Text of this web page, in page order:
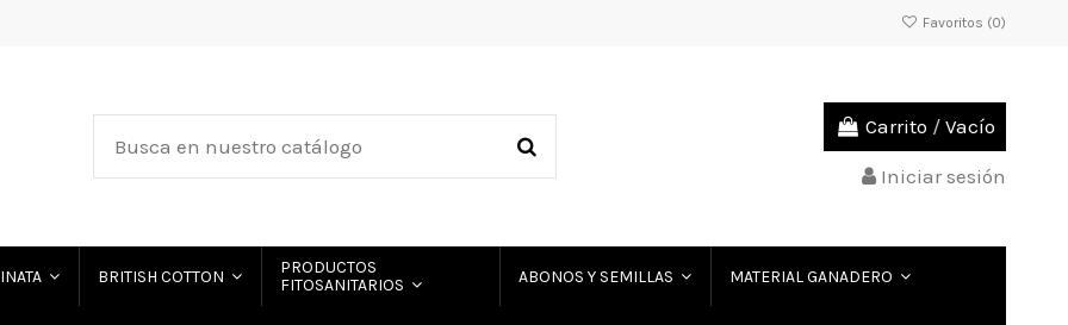
Favoritos (0)
Carrito / Vacío
Iniciar sesión
BRITISH COTTON
PRODUCTOS
FITOSANITARIOS
ABONOS Y SEMILLAS MATERIAL GANADERO